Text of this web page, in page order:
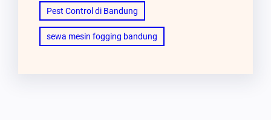
Pest Control di Bandung
sewa mesin fogging bandung